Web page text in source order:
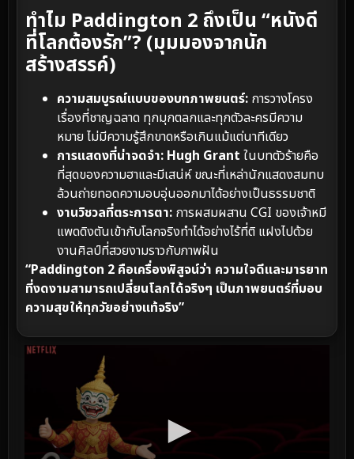
ทำไม Paddington 2 ถึงเป็น “หนังดี
ที่โลกต้องรัก”? (มุมมองจากนัก
สร้างสรรค์)
ความสมบูรณ์แบบของบทภาพยนตร์: การวางโครง
เรื่องที่ชาญฉลาด ทุกมุกตลกและทุกตัวละครมีความ
หมาย ไม่มีความรู้สึกขาดหรือเกินแม้แต่นาทีเดียว
การแสดงที่น่าจดจำ: Hugh Grant ในบทตัวร้ายคือ
ที่สุดของความฮาและมีเสน่ห์ ขณะที่เหล่านักแสดงสมทบ
ล้วนถ่ายทอดความอบอุ่นออกมาได้อย่างเป็นธรรมชาติ
งานวิชวลที่ตระการตา: การผสมผสาน CGI ของเจ้าหมี
แพดดิงตันเข้ากับโลกจริงทำได้อย่างไร้ที่ติ แฝงไปด้วย
งานศิลป์ที่สวยงามราวกับภาพฝัน
“Paddington 2 คือเครื่องพิสูจน์ว่า ความใจดีและมารยาท
ที่งดงามสามารถเปลี่ยนโลกได้จริงๆ เป็นภาพยนตร์ที่มอบ
ความสุขให้ทุกวัยอย่างแท้จริง”